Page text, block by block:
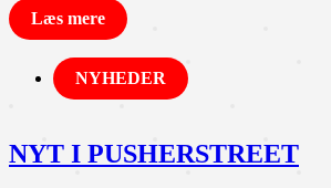
Læs mere
NYHEDER
NYT I PUSHERSTREET